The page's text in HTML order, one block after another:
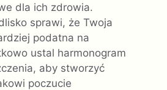
dla ich zdrowia.
sprawi, że Twoja
podatna na
ustal harmonogram
aby stworzyć
poczucie